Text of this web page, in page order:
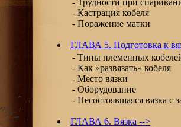
- Трудности при
- Кастрация кобеля
- Поражение матки
ГЛАВА 5. Подготовка к
- Типы племенных
- Как «развязать» кобеля
- Место вязки
- Оборудование
- Несостоявшаяся вязка с
ГЛАВА 6. Вязка -->